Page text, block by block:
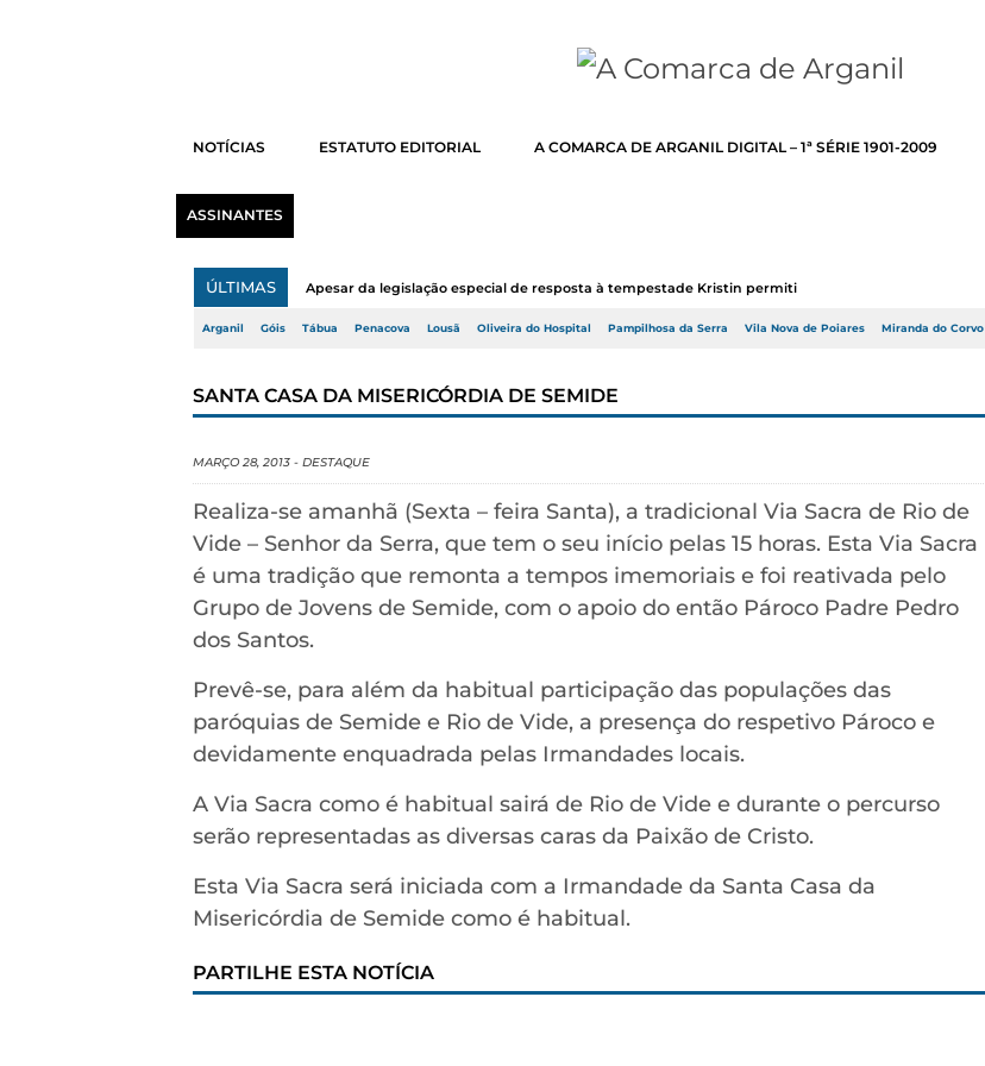
NOTÍCIAS ESTATUTO EDITORIAL A COMARCA DE ARGANIL DIGITAL – 1ª SÉRIE 1901-2009
ASSINANTES
ÚLTIMAS Apesar da legislação especial de resposta à tempestade Kristin permitir a adj...
Arganil Góis Tábua Penacova Lousã Oliveira do Hospital Pampilhosa da Serra Vila Nova de Poiares Miranda do Corvo
SANTA CASA DA MISERICÓRDIA DE SEMIDE
MARÇO 28, 2013 - DESTAQUE
Realiza-se amanhã (Sexta – feira Santa), a tradicional Via Sacra de Rio de
Vide – Senhor da Serra, que tem o seu início pelas 15 horas. Esta Via Sacra
é uma tradição que remonta a tempos imemoriais e foi reativada pelo
Grupo de Jovens de Semide, com o apoio do então Pároco Padre Pedro
dos Santos.
Prevê-se, para além da habitual participação das populações das
paróquias de Semide e Rio de Vide, a presença do respetivo Pároco e
devidamente enquadrada pelas Irmandades locais.
A Via Sacra como é habitual sairá de Rio de Vide e durante o percurso
serão representadas as diversas caras da Paixão de Cristo.
Esta Via Sacra será iniciada com a Irmandade da Santa Casa da
Misericórdia de Semide como é habitual.
PARTILHE ESTA NOTÍCIA